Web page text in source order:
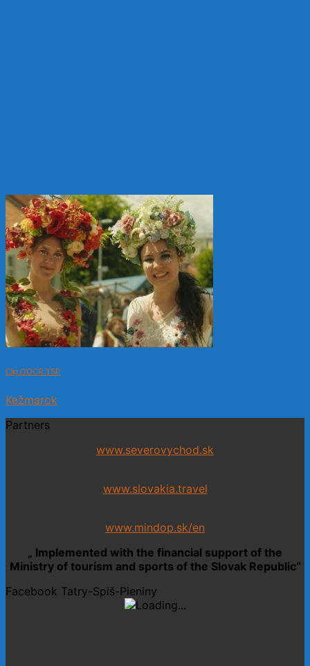
Clip OOCR TSP
Kežmarok
Partners
www.severovychod.sk
www.slovakia.travel
www.mindop.sk/en
„ Implemented with the financial support of the
Ministry of tourism and sports of the Slovak Republic“
Facebook Tatry-Spiš-Pieniny